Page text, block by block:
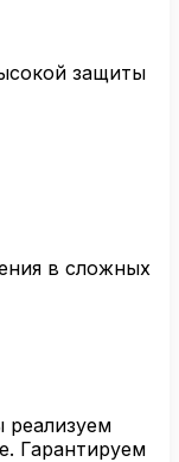
защиты
в сложных
Гарантируем